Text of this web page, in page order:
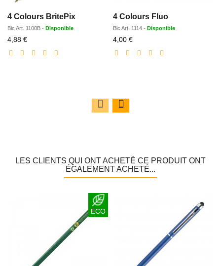
4 Colours BritePix
Bic Art. 1100B - Disponible
4,88 €Prix
réduit
4 Colours Fluo
Bic Art. 1114 - Disponible
4,00 €Prix
réduit
LES CLIENTS QUI ONT ACHETÉ CE PRODUIT ONT
ÉGALEMENT ACHETÉ...
ECO